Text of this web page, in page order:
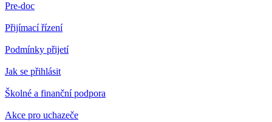
Pre-doc
Přijímací řízení
Podmínky přijetí
Jak se přihlásit
Školné a finanční podpora
Akce pro uchazeče